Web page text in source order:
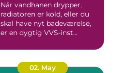
Når vandhanen drypper,
radiatoren er kold, eller du
skal have nyt badeværelse,
er en dygtig VVS-inst...
02. May